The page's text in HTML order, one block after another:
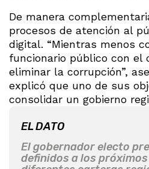
De manera
procesos de atención al
digital. “Mientras menos
funcionario público con el
eliminar la corrupción”,
explicó que uno de sus
consolidar un gobierno
EL DATO
El gobernador electo
definidos a los